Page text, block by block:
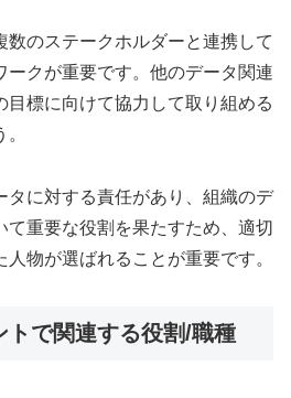
数のステークホルダーと連携して
ークが重要です。他のデータ関連
目標に向けて協力して取り組める
タに対する責任があり、組織のデ
て重要な役割を果たすため、適切
物が選ばれることが重要です。
トで関連する役割/職種